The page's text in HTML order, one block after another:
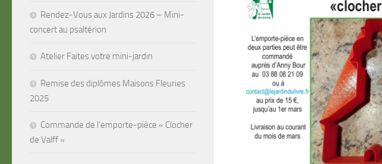
Rendez-Vous aux Jardins 2026 – Mini-
concert au psaltérion
Atelier Faites votre mini-jardin
Remise des diplômes Maisons Fleuries
2025
Commande de l’emporte-pièce « Clocher
de Valff »